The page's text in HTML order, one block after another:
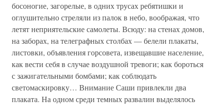
босоногие, загорелые, в одних трусах ребятишки и
оглушительно стреляли из палок в небо, воображая, что
летят неприятельские самолеты. Всюду: на стенах домов,
на заборах, на телеграфных столбах — белели плакаты,
листовки, объявления горсовета, извещавшие население,
как вести себя в случае воздушной тревоги; как бороться
с зажигательными бомбами; как соблюдать
светомаскировку… Внимание Саши привлекли два
плаката. На одном среди темных развалин выделялось